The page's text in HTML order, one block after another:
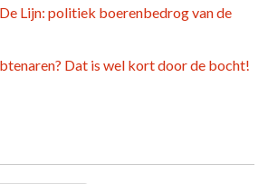
Lijn: politiek boerenbedrog van de
Dat is wel kort door de bocht!